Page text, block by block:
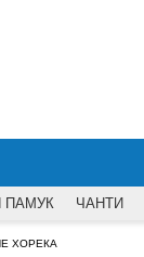
ПАМУК ЧАНТИ
ХОРЕКА